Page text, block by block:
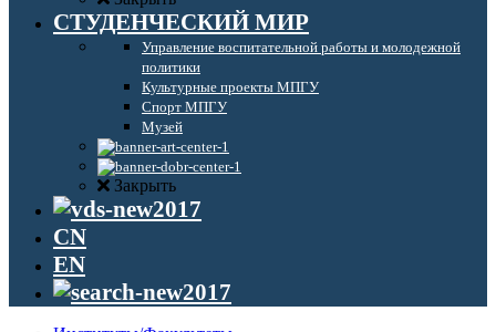
СТУДЕНЧЕСКИЙ МИР
Управление воспитательной работы и молодежной
политики
Культурные проекты МПГУ
Спорт МПГУ
Музей
Закрыть
CN
EN